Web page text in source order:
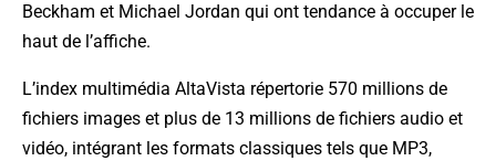
Beckham et Michael Jordan qui ont tendance à occuper le
haut de l’affiche.
L’index multimédia AltaVista répertorie 570 millions de
fichiers images et plus de 13 millions de fichiers audio et
vidéo, intégrant les formats classiques tels que MP3,